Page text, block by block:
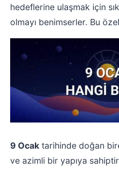
hedeflerine ulaşmak için
olmayı benimserler. Bu
9 Ocaktarihinde doğan
ve azimli bir yapıya